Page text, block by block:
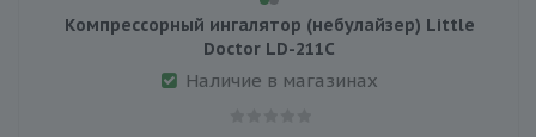
Компрессорный ингалятор (небулайзер) Little
Doctor LD-211C
Наличие в магазинах